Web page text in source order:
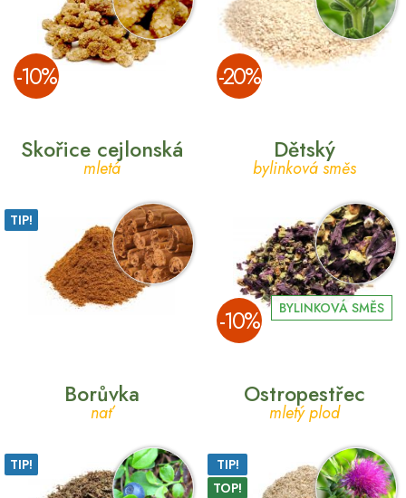
­-10% ­-20%
Skořice cejlonská
mletá
TIP!
Dětský
bylinková směs
BYLINKOVÁ SMĚS
­-10%
Borůvka
nať
TIP!
Ostropestřec
mletý plod
TIP!
TOP!